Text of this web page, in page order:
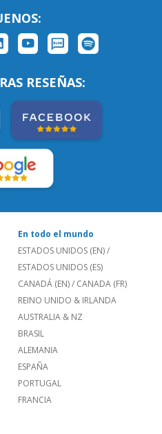
RESEÑAS:
En todo el mundo
ESTADOS UNIDOS (EN)
ESTADOS UNIDOS (ES)
CANADÁ (EN)
REINO UNIDO & IRLANDA
AUSTRALIA & NZ
BRASIL